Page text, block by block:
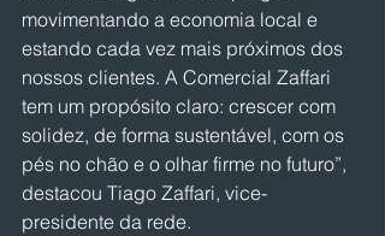
movimentando a economia local e
estando cada vez mais próximos dos
nossos clientes. A Comercial Zaffari
tem um propósito claro: crescer com
solidez, de forma sustentável, com os
pés no chão e o olhar firme no futuro”,
destacou Tiago Zaffari, vice-
presidente da rede.